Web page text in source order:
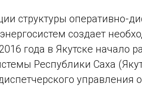
структуры оперативно-
создает
года в Якутске начало
Республики Саха
управления